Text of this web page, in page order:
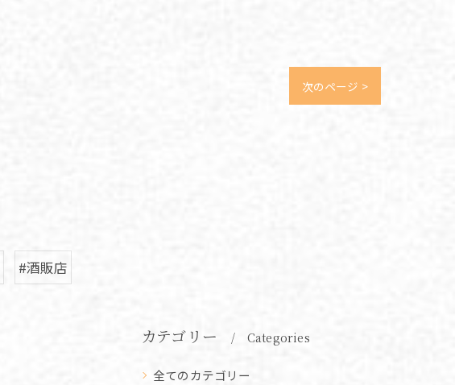
次のページ >
#酒販店
カテゴリー Categories
全てのカテゴリー